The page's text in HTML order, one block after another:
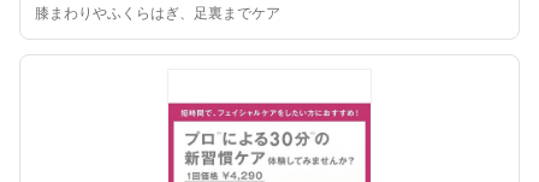
膝まわりやふくらはぎ、足裏までケア